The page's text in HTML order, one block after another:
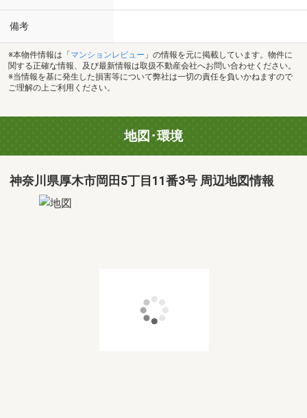
備考
※本物件情報は「 マンションレビュー 」の情報を元に掲載しています。物件に
関する正確な情報、及び最新情報は取扱不動産会社へお問い合わせください。
※当情報を基に発生した損害等について弊社は一切の責任を負いかねますので
ご理解の上ご利用ください。
地図･環境
神奈川県厚木市岡田5丁目11番3号 周辺地図情報